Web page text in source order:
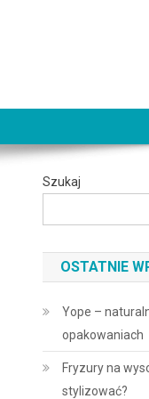
Szukaj
OSTATNIE
Yope –
opakowaniach
Fryzury na
stylizować?